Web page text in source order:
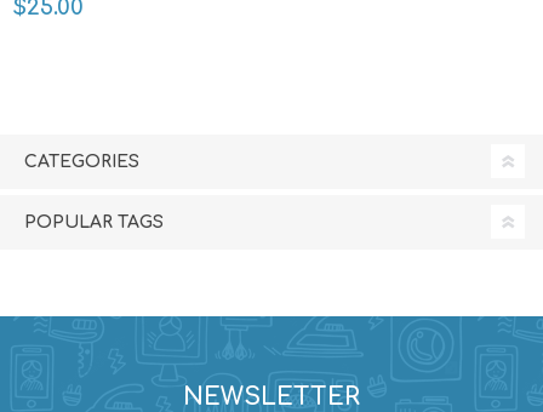
$25.00
CATEGORIES
POPULAR TAGS
NEWSLETTER